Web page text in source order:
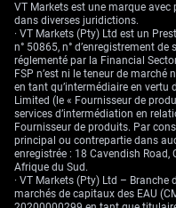
La vigueur du billet vert
dollar atteignant son plus haut
s’agit pas uniquement de la
avec d’autres banques
cycles soutient aussi le dollar.
plus coûteux pour les
VT Markets est une marque
dans diverses juridictions.
· VT Markets (Pty) Ltd est un
n° 50865, n° d’enregistrement
réglementé par la Financial
FSP n’est ni le teneur de
en tant qu’intermédiaire en vertu
Limited (le « Fournisseur de
services d’intermédiation en
Fournisseur de produits. Par
principal ou contrepartie dans
enregistrée : 18 Cavendish Road,
Afrique du Sud.
· VT Markets (Pty) Ltd – Branche
marchés de capitaux des EAU